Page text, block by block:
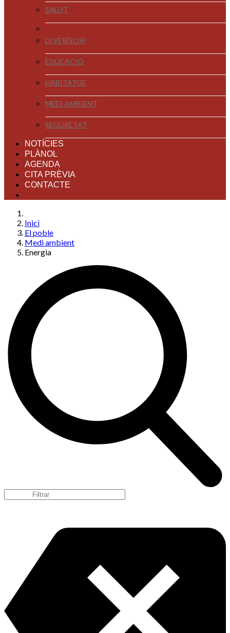
SALUT
DIVER[SOS]
EDUCACIÓ
HABITATGE
MEDI AMBIENT
SEGURETAT
NOTÍCIES
PLÀNOL
AGENDA
CITA PRÈVIA
CONTACTE
Inici
El poble
Medi ambient
Energia